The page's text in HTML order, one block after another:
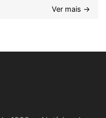
Ver mais →